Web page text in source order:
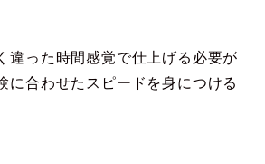
違った時間感覚で仕上げる必要が
に合わせたスピードを身につける